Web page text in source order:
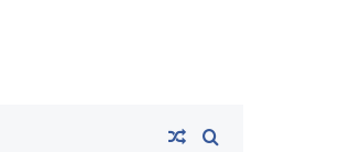
Random Article